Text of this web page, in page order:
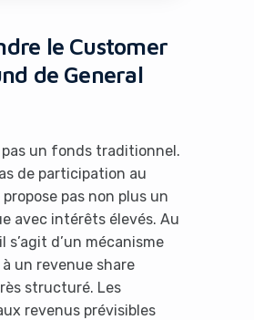
le Customer
de General
pas un fonds traditionnel.
de participation au
pas non plus un
avec intérêts élevés. Au
s’agit d’un mécanisme
un revenue share
structuré. Les
revenus prévisibles